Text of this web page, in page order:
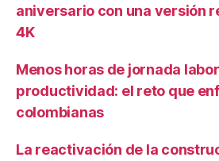
aniversario con una versión
4K
Menos horas de jornada
productividad: el reto que
colombianas
La reactivación de la